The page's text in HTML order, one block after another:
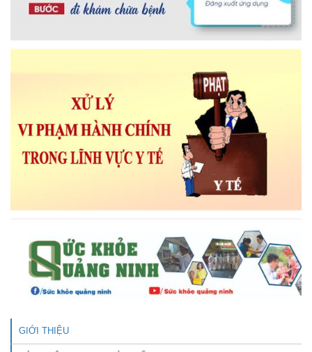
GIỚI THIỆU